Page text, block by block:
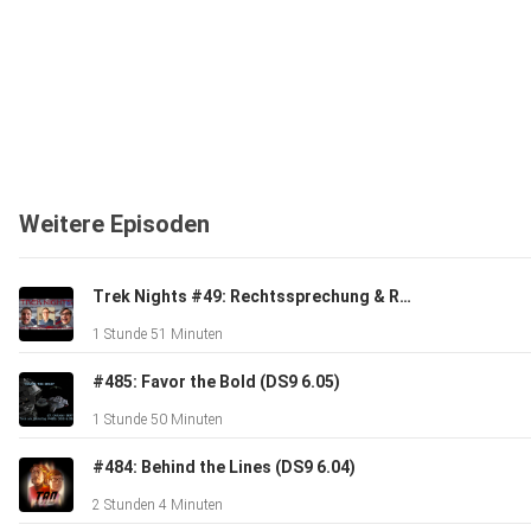
Weitere Episoden
Trek Nights #49: Rechtssprechung & Root Beer mit Jens
1 Stunde 51 Minuten
#485: Favor the Bold (DS9 6.05)
1 Stunde 50 Minuten
#484: Behind the Lines (DS9 6.04)
2 Stunden 4 Minuten